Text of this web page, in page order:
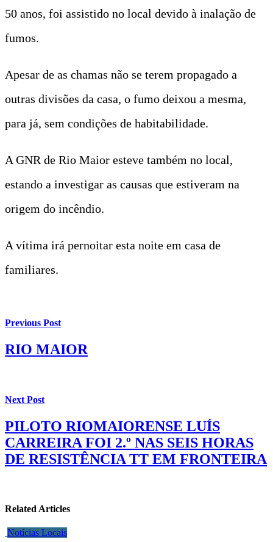
50 anos, foi assistido no local devido à inalação de
fumos.
Apesar de as chamas não se terem propagado a
outras divisões da casa, o fumo deixou a mesma,
para já, sem condições de habitabilidade.
A GNR de Rio Maior esteve também no local,
estando a investigar as causas que estiveram na
origem do incêndio.
A vítima irá pernoitar esta noite em casa de
familiares.
Previous Post
RIO MAIOR
Next Post
PILOTO RIOMAIORENSE LUÍS
CARREIRA FOI 2.º NAS SEIS HORAS
DE RESISTÊNCIA TT EM FRONTEIRA
Related Articles
Notícias Locais